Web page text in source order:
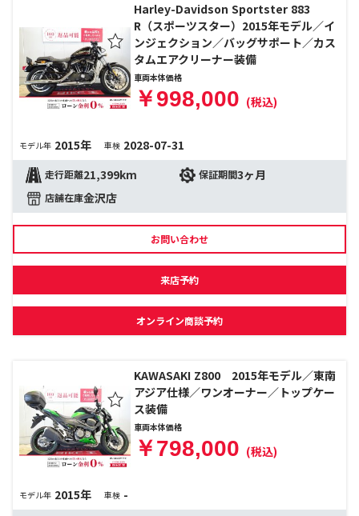
Harley-Davidson Sportster 883
R（スポーツスター）2015年モデル／イ
ンジェクション／バッグサポート／カス
タムエアクリーナー装備
車両本体価格
￥998,000 (税込)
モデル年 2015年 車検 2028-07-31
走行距離21,399km 保証期間3ヶ月
店舗在庫金沢店
お問い合わせ
来店予約
オンライン商談予約
KAWASAKI Z800 2015年モデル／東南
アジア仕様／ワンオーナー／トップケー
ス装備
車両本体価格
￥798,000 (税込)
モデル年 2015年 車検 -